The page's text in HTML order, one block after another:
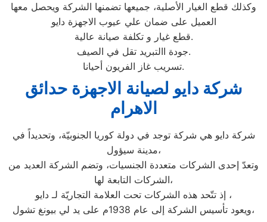
وكذلك قطع الغيار الأصلية، جميعها تضمنها الشركة ويحصل معها
العميل على ضمان علي عيوب الاجهزة دايو
قطع غيار و تكلفة صيانة عالية.
جودة االتبريد تقل في الصيف.
تسريب غاز الفريون أحيانا.
شركة دايو لصيانة الاجهزة حدائق
الاهرام
شركة دايو هي شركة توجد في دولة كوريا الجنوبيّة، وتحديداً في
مدينة سيؤول،
وتعدّ إحدى الشركات متعددة الجنسيات، وتضم الشركة العديد من
الشركات التابعة لها،
إذ تتّحد هذه الشركات تحت العلامة التجاريّة لـ دايو ،
ويعود تأسيس الشركة إلى عام 1938م على يد لي بيونغ تشول،